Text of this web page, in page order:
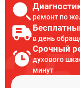
ремонт по
в день
Срочный
духового
минут